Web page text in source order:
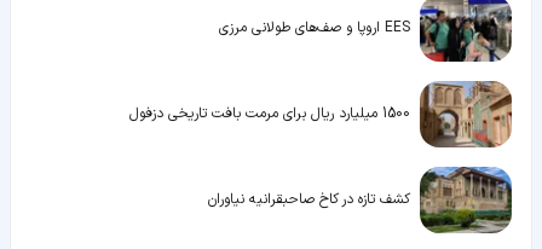
EES اروپا و صف‌های طولانی مرزی
1500 میلیارد ریال برای مرمت بافت تاریخی دزفول
کشف تازه در کاخ صاحبقرانیه نیاوران